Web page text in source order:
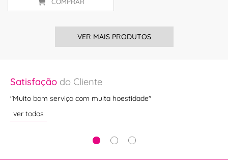
VER MAIS PRODUTOS
Satisfação do Cliente
"Muito bom serviço com muita hoestidade"
ver todos